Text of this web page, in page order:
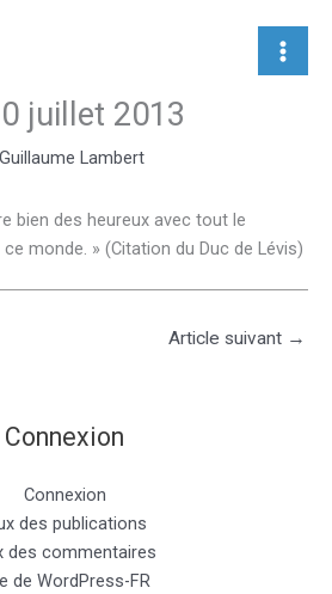
juillet 2013
Guillaume Lambert
bien des heureux avec tout le
monde. » (Citation du Duc de Lévis)
Article suivant →
Connexion
Connexion
des publications
des commentaires
de WordPress-FR